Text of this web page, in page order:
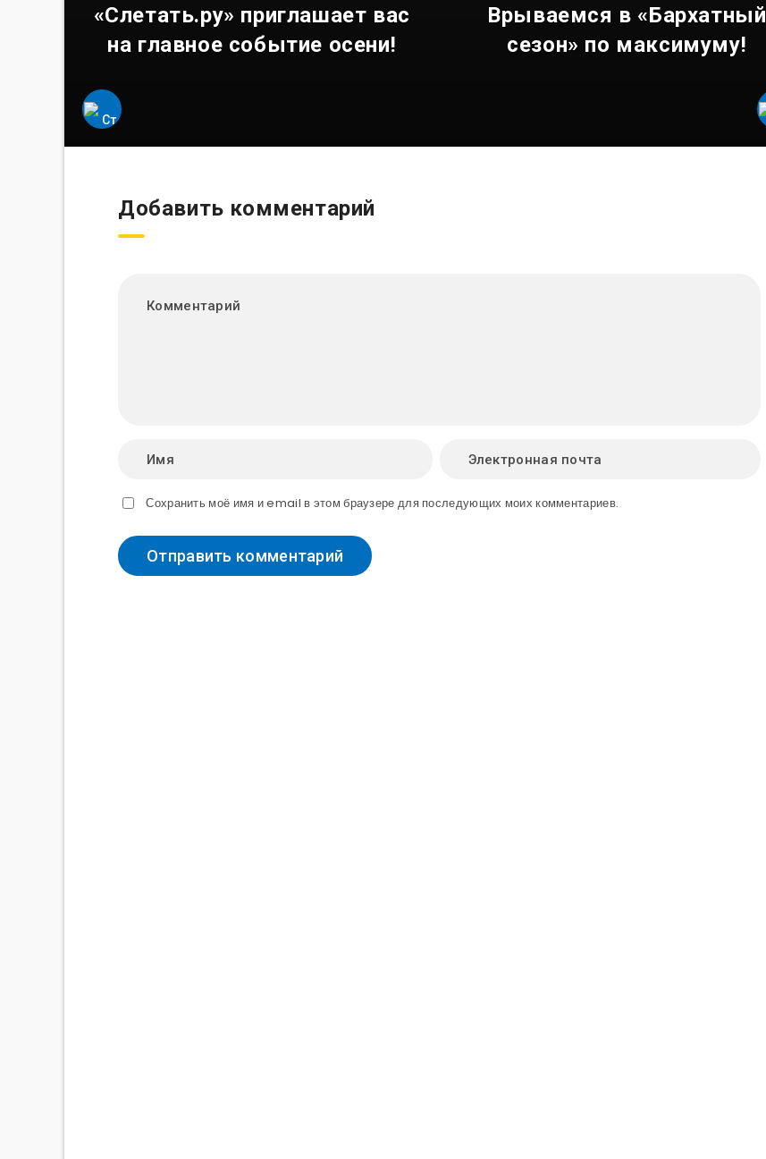
«Слетать.ру» приглашает вас
на главное событие осени!
Врываемся в «Бархатный
сезон» по максимуму!
Добавить комментарий
Сохранить моё имя и email в этом браузере для последующих моих комментариев.